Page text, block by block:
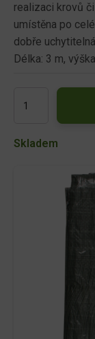
realizaci krovů
umístěna po
dobře
Délka: 3 m,
kašírovaná
2x3m
Skladem